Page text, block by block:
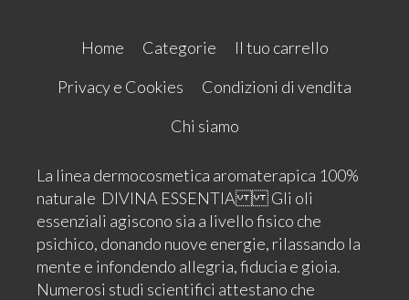
Home Categorie
Il tuo carrello
Privacy e Cookies
Condizioni di vendita
Chi siamo
La linea dermocosmetica aromaterapica 100%
naturale DIVINA ESSENTIA Gli oli
essenziali agiscono sia a livello fisico che
psichico, donando nuove energie, rilassando la
mente e infondendo allegria, fiducia e gioia.
Numerosi studi scientifici attestano che